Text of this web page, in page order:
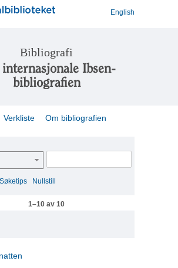
English
Bibliografi
internasjonale Ibsen-
bibliografien
Verkliste Om bibliografien
Søketips Nullstill
1–10 av 10